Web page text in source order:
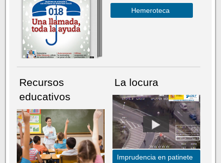
Hemeroteca
Recursos
educativos
La locura
Imprudencia en patinete